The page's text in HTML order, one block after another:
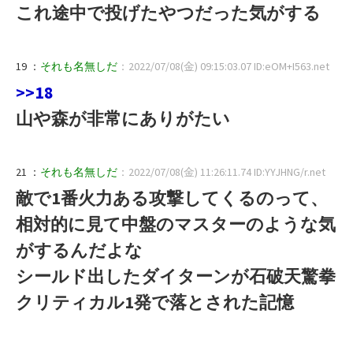
これ途中で投げたやつだった気がする
19 ： それも名無しだ ：2022/07/08(金) 09:15:03.07 ID:eOM+I563.net
>>18
山や森が非常にありがたい
21 ： それも名無しだ ：2022/07/08(金) 11:26:11.74 ID:YYJHNG/r.net
敵で1番火力ある攻撃してくるのって、
相対的に見て中盤のマスターのような気
がするんだよな
シールド出したダイターンが石破天驚拳
クリティカル1発で落とされた記憶